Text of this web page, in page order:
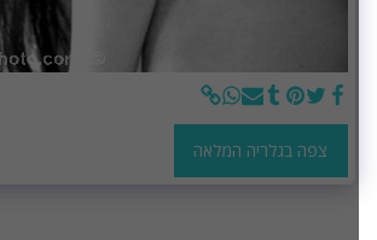
צפה בגלריה המלאה